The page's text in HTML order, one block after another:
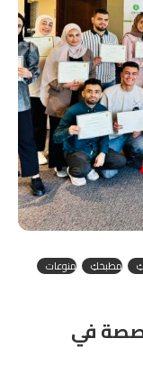
مطبخكِ
منوعات
في